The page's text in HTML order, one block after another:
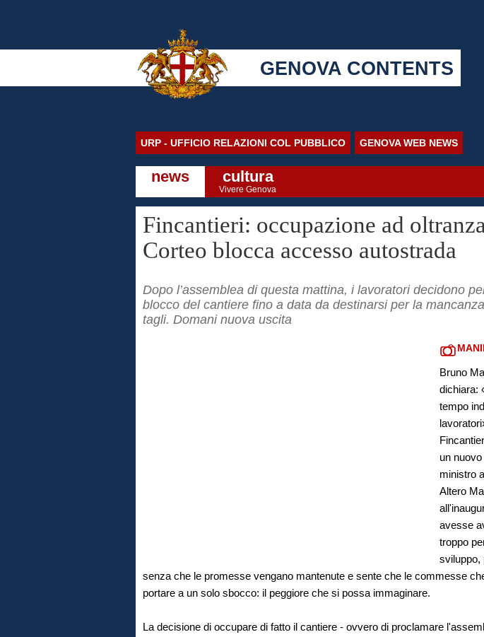
GENOVA CONTENTS
URP - UFFICIO RELAZIONI COL PUBBLICO GENOVA WEB NEWS
news cultura
Vivere Genova
Fincantieri: occupazione ad oltranza
Corteo blocca accesso autostrada
Dopo l’assemblea di questa mattina, i lavoratori decidono
blocco del cantiere fino a data da destinarsi per la
tagli. Domani nuova uscita
Bruno
dichiara:
tempo
un
ministro
Altero
avesse
troppo
sviluppo,
senza che le promesse vengano mantenute e sente che le commesse
portare a un solo sbocco: il peggiore che si possa immaginare.
La decisione di occupare di fatto il cantiere - ovvero di proclamare